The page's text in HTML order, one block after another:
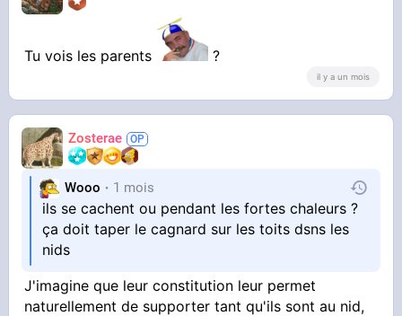
Tu vois les parents ?
il y a un mois
Zosterae
Wooo 1 mois
ils se cachent ou pendant les fortes chaleurs ?
ça doit taper le cagnard sur les toits dsns les
nids
J'imagine que leur constitution leur permet
naturellement de supporter tant qu'ils sont au nid,